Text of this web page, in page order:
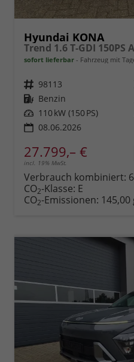
Hyundai KONA
sofort lieferbar Fahrzeug mit
Fahrzeugnr. 98113
Kraftstoff Benzin
Leistung 110 kW (150 PS)
08.06.2026
27.799,– €
incl. 19% MwSt.
Verbrauch kombiniert:
CO2-Klasse: E
CO2-Emissionen: